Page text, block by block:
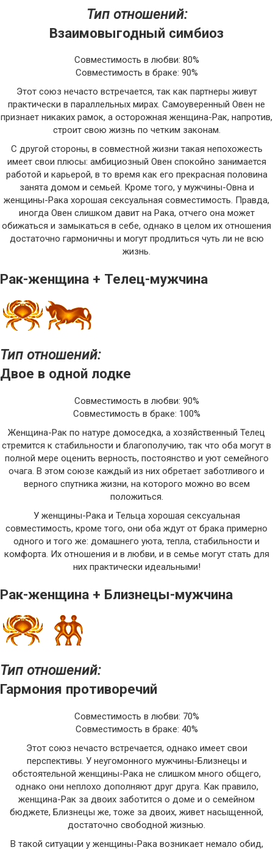
Тип отношений:
Взаимовыгодный симбиоз
Совместимость в любви: 80%
Совместимость в браке: 90%
Этот союз нечасто встречается, так как партнеры живут
практически в параллельных мирах. Самоуверенный Овен не
признает никаких рамок, а осторожная женщина-Рак, напротив,
строит свою жизнь по четким законам.
С другой стороны, в совместной жизни такая непохожесть
имеет свои плюсы: амбициозный Овен спокойно занимается
работой и карьерой, в то время как его прекрасная половина
занята домом и семьей. Кроме того, у мужчины-Овна и
женщины-Рака хорошая сексуальная совместимость. Правда,
иногда Овен слишком давит на Рака, отчего она может
обижаться и замыкаться в себе, однако в целом их отношения
достаточно гармоничны и могут продлиться чуть ли не всю
жизнь.
Рак-женщина + Телец-мужчина
Тип отношений:
Двое в одной лодке
Совместимость в любви: 90%
Совместимость в браке: 100%
Женщина-Рак по натуре домоседка, а хозяйственный Телец
стремится к стабильности и благополучию, так что оба могут в
полной мере оценить верность, постоянство и уют семейного
очага. В этом союзе каждый из них обретает заботливого и
верного спутника жизни, на которого можно во всем
положиться.
У женщины-Рака и Тельца хорошая сексуальная
совместимость, кроме того, они оба ждут от брака примерно
одного и того же: домашнего уюта, тепла, стабильности и
комфорта. Их отношения и в любви, и в семье могут стать для
них практически идеальными!
Рак-женщина + Близнецы-мужчина
Тип отношений:
Гармония противоречий
Совместимость в любви: 70%
Совместимость в браке: 40%
Этот союз нечасто встречается, однако имеет свои
перспективы. У неугомонного мужчины-Близнецы и
обстоятельной женщины-Рака не слишком много общего,
однако они неплохо дополняют друг друга. Как правило,
женщина-Рак за двоих заботится о доме и о семейном
бюджете, Близнецы же, тоже за двоих, живет насыщенной,
достаточно свободной жизнью.
В такой ситуации у женщины-Рака возникает немало обид,